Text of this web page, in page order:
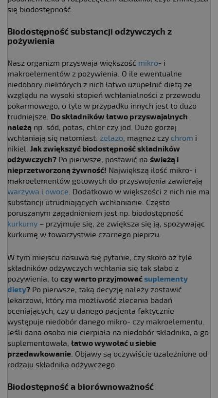
się biodostępność.
Biodostępność substancji odżywczych z
pożywienia
Nasz organizm przyswaja większość mikro- i
makroelementów z pożywienia. O ile ewentualne
niedobory niektórych z nich łatwo uzupełnić dietą ze
względu na wysoki stopień wchłanialności z przewodu
pokarmowego, o tyle w przypadku innych jest to dużo
trudniejsze. Do składników łatwo przyswajalnych
należą np. sód, potas, chlor czy jod. Dużo gorzej
wchłaniają się natomiast: żelazo, magnez czy chrom i
nikiel. Jak zwiększyć biodostępność składników
odżywczych? Po pierwsze, postawić na świeżą i
nieprzetworzoną żywność! Największą ilość mikro- i
makroelementów gotowych do przyswojenia zawierają
warzywa i owoce. Dodatkowo w większości z nich nie ma
substancji utrudniających wchłanianie. Często
poruszanym zagadnieniem jest np. biodostępność
kurkumy – przyjmuje się, że zwiększa się ją, spożywając
kurkumę w towarzystwie czarnego pieprzu.
W tym miejscu nasuwa się pytanie, czy skoro aż tyle
składników odżywczych wchłania się tak słabo z
pożywienia, to czy warto przyjmowaćsuplementy
diety? Po pierwsze, taką decyzję należy zostawić
lekarzowi, który ma możliwość zlecenia badań
oceniających, czy u danego pacjenta faktycznie
występuje niedobór danego mikro- czy makroelementu.
Jeśli dana osoba nie cierpiała na niedobór składnika, a go
suplementowała, łatwo wywołać u siebie
przedawkowanie. Objawy są oczywiście uzależnione od
rodzaju składnika odżywczego.
Biodostępność a biorównoważność